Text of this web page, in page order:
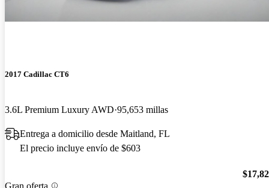
2017 Cadillac CT6
3.6L Premium Luxury AWD 95,653 millas
Entrega a domicilio desde Maitland, FL
El precio incluye envío de $603
Gran oferta